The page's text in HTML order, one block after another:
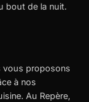
bout de la nuit.
vous proposons
à nos
Au Repère,